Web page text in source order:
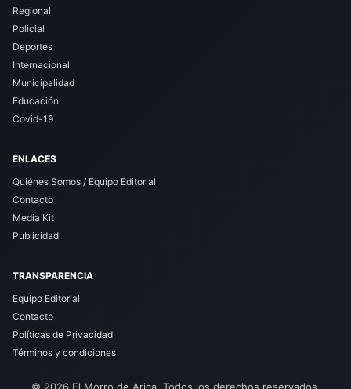
Regional
Policial
Deportes
Internacional
Municipalidad
Educación
Covid-19
ENLACES
Quiénes Somos / Equipo Editorial
Contacto
Media Kit
Publicidad
TRANSPARENCIA
Equipo Editorial
Contacto
Políticas de Privacidad
Términos y condiciones